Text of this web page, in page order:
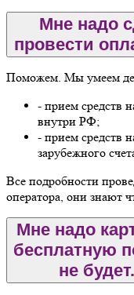
Мне надо
провести
Поможем. Мы умеем
- прием средств
внутри РФ;
- прием средств
зарубежного
Все подробности
оператора, они знают
Мне надо
бесплатную
не